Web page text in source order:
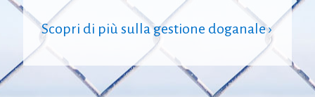
Scopri di più sulla gestione doganale ›